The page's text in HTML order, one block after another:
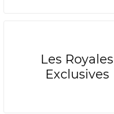
Les Royales
Exclusives